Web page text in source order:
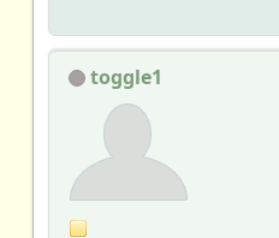
toggle1